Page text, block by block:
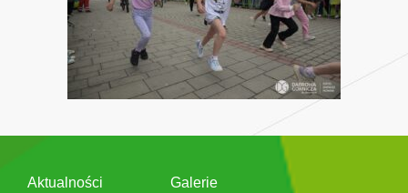
Aktualności
Galerie